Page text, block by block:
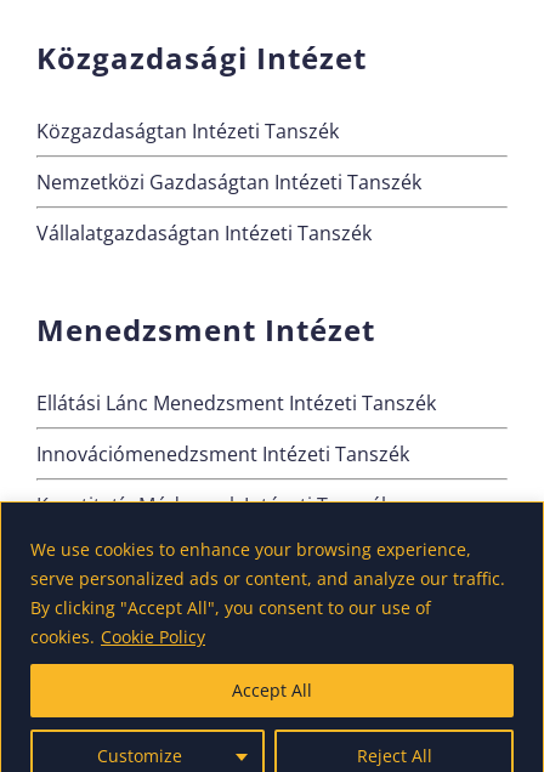
We use cookies to enhance your browsing experience,
serve personalized ads or content, and analyze our traffic.
By clicking "Accept All", you consent to our use of
cookies. Cookie Policy
Customize Reject All
Accept All
Közgazdasági Intézet
Közgazdaságtan Intézeti Tanszék
Nemzetközi Gazdaságtan Intézeti Tanszék
Vállalatgazdaságtan Intézeti Tanszék
Menedzsment Intézet
Ellátási Lánc Menedzsment Intézeti Tanszék
Innovációmenedzsment Intézeti Tanszék
Kvantitatív Módszerek Intézeti Tanszék
Szervezési és Vezetési Intézeti Tanszék